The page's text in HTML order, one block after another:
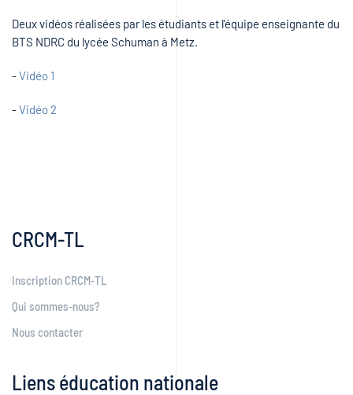
Deux vidéos réalisées par les étudiants et l'équipe enseignante du
BTS NDRC du lycée Schuman à Metz.
-Vidéo 1
-Vidéo 2
CRCM-TL
Inscription CRCM-TL
Qui sommes-nous?
Nous contacter
Liens éducation nationale